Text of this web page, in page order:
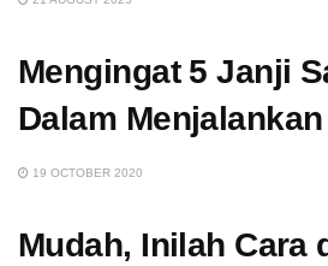
Mengingat 5 Janji
Dalam
19 OCTOBER 2020
Mudah, Inilah Cara